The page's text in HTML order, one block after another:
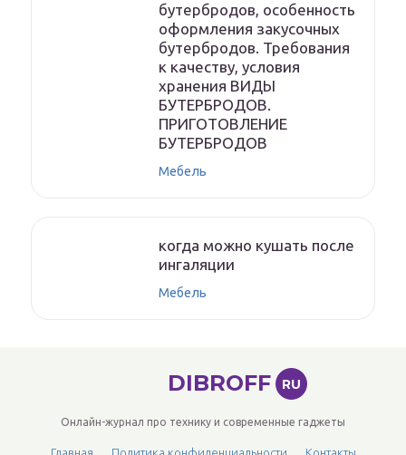
бутербродов, особенность
оформления закусочных
бутербродов. Требования
к качеству, условия
хранения ВИДЫ
БУТЕРБРОДОВ.
ПРИГОТОВЛЕНИЕ
БУТЕРБРОДОВ
Мебель
когда можно кушать после
ингаляции
Мебель
DIBROFF RU
Онлайн-журнал про технику и современные гаджеты
Главная Политика конфиденциальности Контакты